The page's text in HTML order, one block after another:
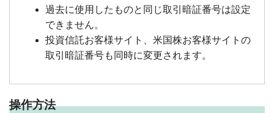
過去に使用したものと同じ取引暗証番号は設定
できません。
投資信託お客様サイト、米国株お客様サイトの
取引暗証番号も同時に変更されます。
操作方法